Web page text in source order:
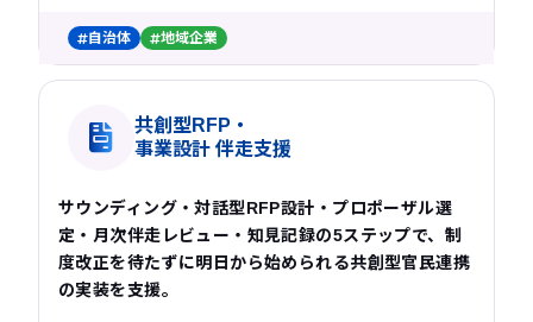
自治体 地域企業
共創型RFP・
事業設計 伴走支援
サウンディング・対話型RFP設計・プロポーザル選
定・月次伴走レビュー・知見記録の5ステップで、制
度改正を待たずに明日から始められる共創型官民連携
の実装を支援。